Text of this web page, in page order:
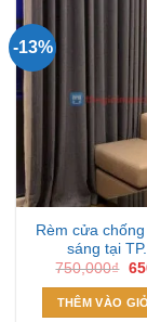
-13%
Rèm cửa
sáng tại
750,000₫
là:
THÊM VÀO